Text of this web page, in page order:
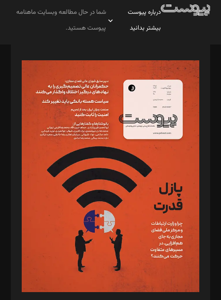
درباره پیوست
بیشتر بدانید
شما در حال مطالعه وبسایت ماهنامه
پیوست هستید.
مدیر مسئول: محمدباقر اثنی‌عشری
سردبیر: مهرک محمودی
دبیر تحریریه: میثم قاسمی
د‌بیر ناداستان: سمانه سمیع
د‌بیر خدمت و تجارت: ابوالفضل رجبی
د‌بیر حقوق فناوری: حسام‌الدین ایپکچی
د‌بیر پیوست جهان: مینا پاکدل
د‌بیر تحریریه آنلاین: بابک نقاش
تحریریه‌: مجتبی محمود‌ی، آرش برهمند، یسنا امان‌پور، سروش کرمیان،
مصطفی مسجدی آرانی، ابوالفضل رجبی، زهرا فکرانه، فائزه فتحی
رستمی،مصطفی باستان
ویرایش: نگار استاد‌‌آقا
طراح یونیفرم: مجید توکلی
فیلمبرداری و عکاسی: امیر شفیعی، مانی لطفی زاده
گرافیک و صفحه‌آرایی: سید‌سبحان‌علی ثابت
مد‌یر توسعه تجاری: کامبیز برید‌
امور مالی: شاپور رهبری، محمد‌ کاظمی‌نیا